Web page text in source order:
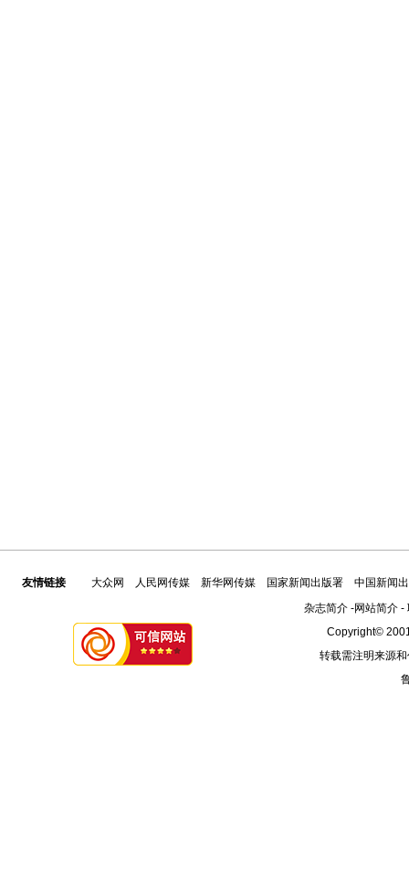
友情链接 大众网 人民网传媒 新华网传媒 国家新闻出版署
中国新闻
杂志简介-网站简介-
Copyright©
转载需注明来源